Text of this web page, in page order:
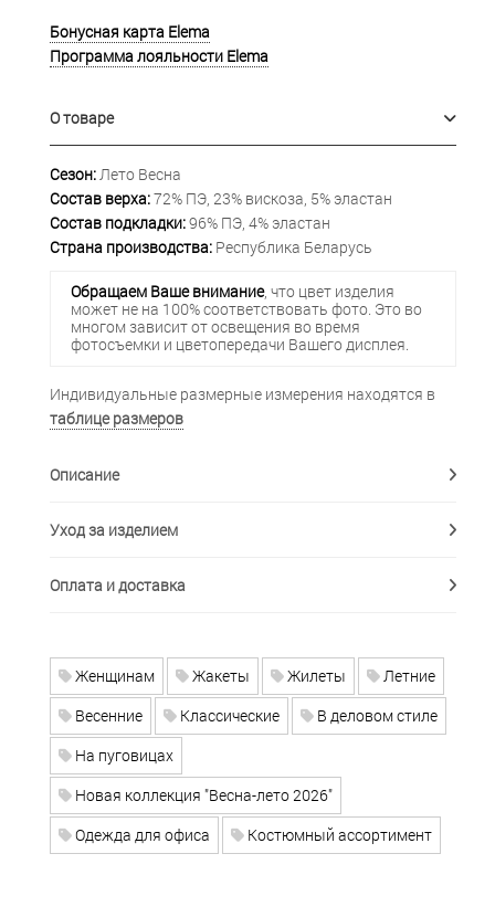
Бонусная карта Elema
Программа лояльности Elema
О товаре
Сезон:Лето Весна
Состав верха:72% ПЭ, 23% вискоза, 5% эластан
Состав подкладки:96% ПЭ, 4% эластан
Страна производства: Республика Беларусь
Обращаем Ваше внимание, что цвет изделия
может не на 100% соответствовать фото. Это во
многом зависит от освещения во время
фотосъемки и цветопередачи Вашего дисплея.
Индивидуальные размерные измерения находятся в
таблице размеров
Описание
Уход за изделием
Оплата и доставка
Женщинам Жакеты Жилеты
Летние
Весенние
Классические
В деловом стиле
На пуговицах
Новая коллекция "Весна-лето 2026"
Одежда для офиса
Костюмный ассортимент